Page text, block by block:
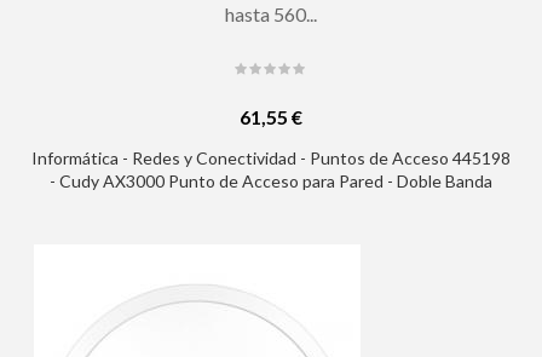
hasta 560...
61,55 €
Informática - Redes y Conectividad - Puntos de Acceso 445198
- Cudy AX3000 Punto de Acceso para Pared - Doble Banda